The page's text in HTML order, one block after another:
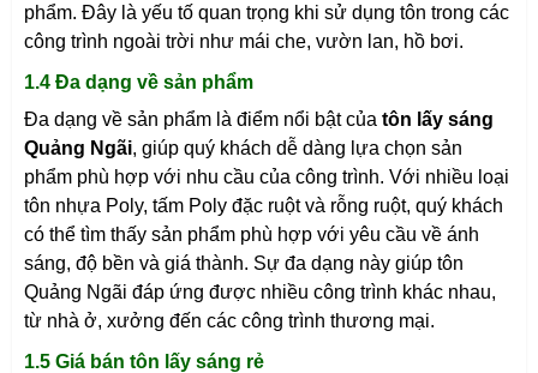
phẩm. Đây là yếu tố quan trọng khi sử dụng tôn trong các
công trình ngoài trời như mái che, vườn lan, hồ bơi.
1.4 Đa dạng về sản phẩm
Đa dạng về sản phẩm là điểm nổi bật của tôn lấy sáng
Quảng Ngãi, giúp quý khách dễ dàng lựa chọn sản
phẩm phù hợp với nhu cầu của công trình. Với nhiều loại
tôn nhựa Poly, tấm Poly đặc ruột và rỗng ruột, quý khách
có thể tìm thấy sản phẩm phù hợp với yêu cầu về ánh
sáng, độ bền và giá thành. Sự đa dạng này giúp tôn
Quảng Ngãi đáp ứng được nhiều công trình khác nhau,
từ nhà ở, xưởng đến các công trình thương mại.
1.5 Giá bán tôn lấy sáng rẻ